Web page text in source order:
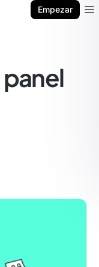
Empezar